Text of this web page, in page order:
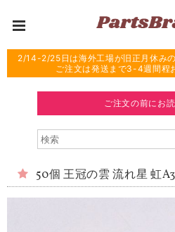
2/14-2/25日は海外工場が旧正月休み
ご注文は発送まで3-4週間程
ご注文の前にお
50個 王冠の雲 流れ星 虹